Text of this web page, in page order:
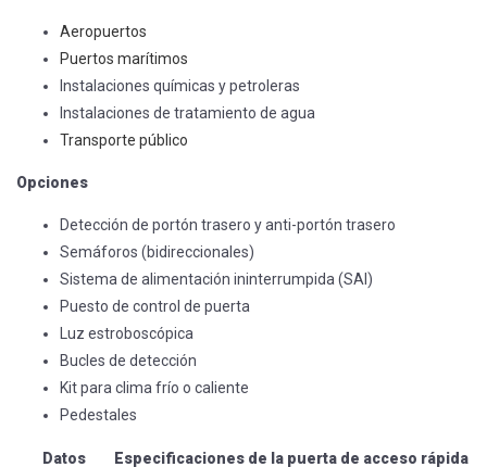
Aeropuertos
Puertos marítimos
Instalaciones químicas y petroleras
Instalaciones de tratamiento de agua
Transporte público
Opciones
Detección de portón trasero y anti-portón trasero
Semáforos (bidireccionales)
Sistema de alimentación ininterrumpida (SAI)
Puesto de control de puerta
Luz estroboscópica
Bucles de detección
Kit para clima frío o caliente
Pedestales
Datos
Especificaciones de la puerta de acceso rápida